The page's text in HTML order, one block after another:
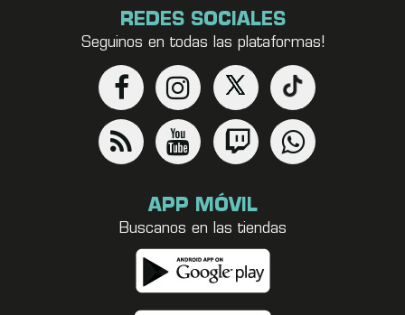
REDES SOCIALES
Seguinos en todas las plataformas!
APP MÓVIL
Buscanos en las tiendas